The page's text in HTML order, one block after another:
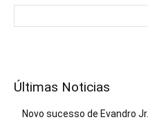
Últimas Noticias
Novo sucesso de Evandro